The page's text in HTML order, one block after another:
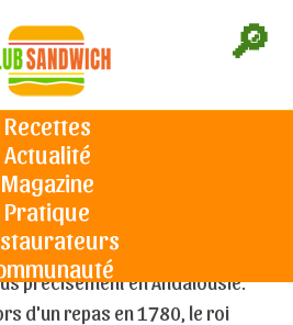
🔎
Recettes
Actualité
Magazine
Pratique
froids Viande ou volaille
Bocadillo
mais qui nécessite des produits de
le jambon que pour le pain et la
sandwich typique de l'Espagne,
siècles. Il trouve ses
précisément en Andalousie.
d'un repas en 1780, le roi